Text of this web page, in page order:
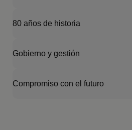
80 años de historia
Gobierno y gestión
Compromiso con el futuro